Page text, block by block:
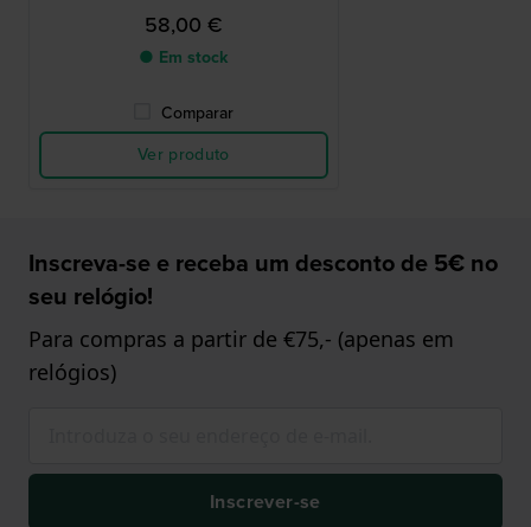
58,00 €
● Em stock
Comparar
Ver produto
Inscreva-se e receba um desconto de 5€ no
seu relógio!
Para compras a partir de €75,- (apenas em
relógios)
Inscrever-se